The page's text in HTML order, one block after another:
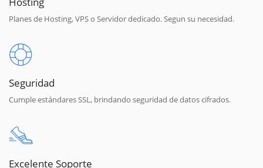
Planes de Hosting, VPS o Servidor dedicado. Segun su necesidad.
Seguridad
Cumple estándares SSL, brindando seguridad de datos cifrados.
Excelente Soporte